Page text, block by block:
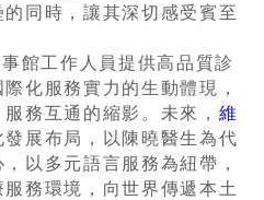
同時，讓其深切感受賓至
館工作人員提供高品質診
化服務實力的生動體現，
務互通的縮影。未來， 維
展布局，以陳曉醫生為代
以多元語言服務為紐帶，
務環境，向世界傳遞本土